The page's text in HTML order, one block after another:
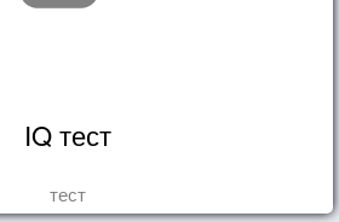
IQ тест
тест